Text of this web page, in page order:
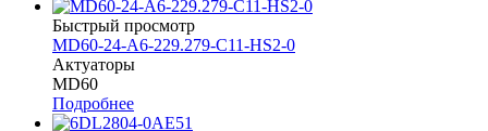
Быстрый просмотр
MD60-24-A6-229.279-C11-HS2-0
Актуаторы
MD60
Подробнее